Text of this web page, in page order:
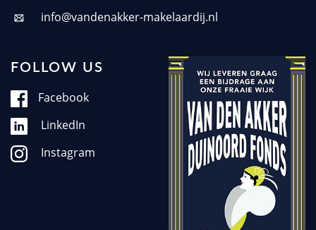
info@vandenakker-makelaardij.nl
FOLLOW US
Facebook
LinkedIn
Instagram